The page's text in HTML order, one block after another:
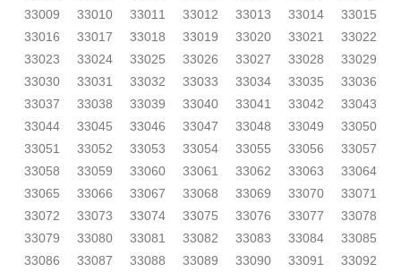
33009
33010 33011 33012 33013 33014
33015
33016
33017 33018 33019 33020 33021
33022
33023
33024 33025 33026 33027 33028
33029
33030
33031 33032 33033 33034 33035
33036
33037
33038 33039 33040 33041 33042
33043
33044
33045 33046 33047 33048 33049
33050
33051
33052 33053 33054 33055 33056
33057
33058
33059 33060 33061 33062 33063
33064
33065
33066 33067 33068 33069 33070
33071
33072
33073 33074 33075 33076 33077
33078
33079
33080 33081 33082 33083 33084
33085
33086
33087 33088 33089 33090 33091
33092